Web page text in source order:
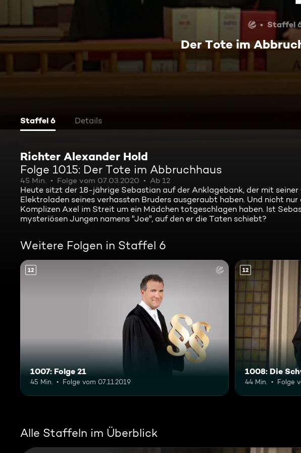
Staffel
Der Tote im
Staffel 6 Details
Richter Alexander Hold
Folge 1015: Der Tote im Abbruchhaus
45 Min. Folge vom 07.03.2020 Ab 12
Heute sitzt der 18-jährige Sebastian auf der Anklagebank, der mit
Elektroladen seines verhassten Bruders ausgeraubt haben. Und nicht
Komplizen Axel im Streit um ein Mädchen totgeschlagen haben. Ist
mysteriösen Jungen namens "Joe", auf den er die Taten schiebt?
Weitere Folgen in Staffel 6
12
1007: Folge 21
45 Min. Folge vom 07.11.2019
12
1008: Die
44 Min. Folge
Alle Staffeln im Überblick